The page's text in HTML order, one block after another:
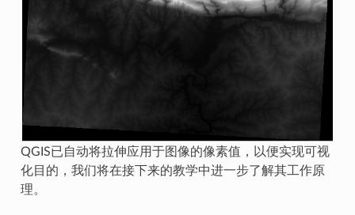
QGIS已自动将拉伸应用于图像的像素值，以便实现可视
化目的，我们将在接下来的教学中进一步了解其工作原
理。